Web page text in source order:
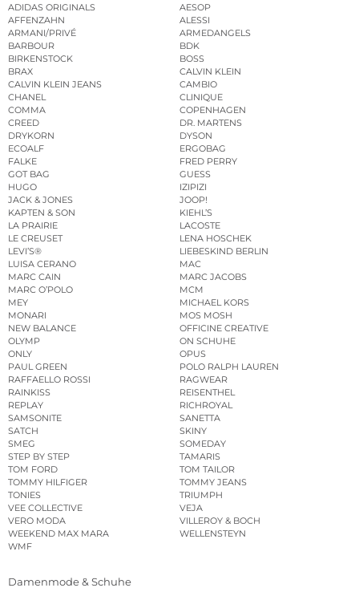
ADIDAS ORIGINALS
AESOP
AFFENZAHN
ALESSI
ARMANI/PRIVÉ
ARMEDANGELS
BARBOUR
BDK
BIRKENSTOCK
BOSS
BRAX
CALVIN KLEIN
CALVIN KLEIN JEANS
CAMBIO
CHANEL
CLINIQUE
COMMA
COPENHAGEN
CREED
DR. MARTENS
DRYKORN
DYSON
ECOALF
ERGOBAG
FALKE
FRED PERRY
GOT BAG
GUESS
HUGO
IZIPIZI
JACK & JONES
JOOP!
KAPTEN & SON
KIEHL’S
LA PRAIRIE
LACOSTE
LE CREUSET
LENA HOSCHEK
LEVI’S®
LIEBESKIND BERLIN
LUISA CERANO
MAC
MARC CAIN
MARC JACOBS
MARC O’POLO
MCM
MEY
MICHAEL KORS
MONARI
MOS MOSH
NEW BALANCE
OFFICINE CREATIVE
OLYMP
ON SCHUHE
ONLY
OPUS
PAUL GREEN
POLO RALPH LAUREN
RAFFAELLO ROSSI
RAGWEAR
RAINKISS
REISENTHEL
REPLAY
RICHROYAL
SAMSONITE
SANETTA
SATCH
SKINY
SMEG
SOMEDAY
STEP BY STEP
TAMARIS
TOM FORD
TOM TAILOR
TOMMY HILFIGER
TOMMY JEANS
TONIES
TRIUMPH
VEE COLLECTIVE
VEJA
VERO MODA
VILLEROY & BOCH
WEEKEND MAX MARA
WELLENSTEYN
WMF
Damenmode & Schuhe